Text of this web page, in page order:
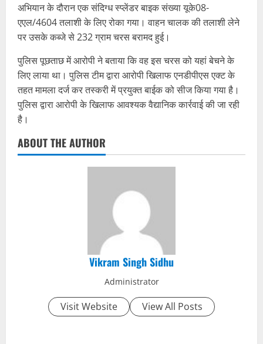
अभियान के दौरान एक संदिग्ध स्प्लेंडर बाइक संख्या यूके08-
एएल/4604 तलाशी के लिए रोका गया। वाहन चालक की तलाशी लेने
पर उसके कब्जे से 232 ग्राम चरस बरामद हुई।
पुलिस पूछताछ में आरोपी ने बताया कि वह इस चरस को यहां बेचने के
लिए लाया था। पुलिस टीम द्वारा आरोपी खिलाफ एनडीपीएस एक्ट के
तहत मामला दर्ज कर तस्करी में प्रयुक्त बाईक को सीज किया गया है।
पुलिस द्वारा आरोपी के खिलाफ आवश्यक वैद्यानिक कार्रवाई की जा रही
है।
ABOUT THE AUTHOR
Vikram Singh Sidhu
Administrator
Visit Website View All Posts